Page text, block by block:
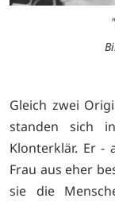
Gleich zwei
standen sich
Klonterklär. Er -
Frau aus eher
sie die